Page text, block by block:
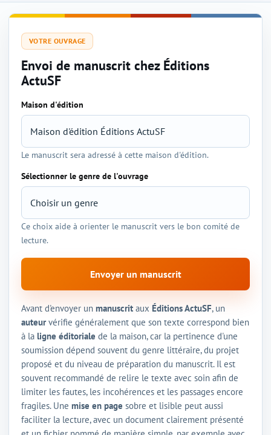
VOTRE OUVRAGE
Envoi de manuscrit chez Éditions
ActuSF
Sélection de l'éditeur et du genre
Maison d'édition
Le manuscrit sera adressé à cette maison d'édition.
Sélectionner le genre de l'ouvrage
Ce choix aide à orienter le manuscrit vers le bon comité de
lecture.
Envoyer un manuscrit
Avant d'envoyer un manuscrit aux Éditions ActuSF, un
auteurvérifie généralement que son texte correspond bien
à la ligne éditoriale de la maison, car la pertinence d'une
soumission dépend souvent du genre littéraire, du projet
proposé et du niveau de préparation du manuscrit. Il est
souvent recommandé de relire le texte avec soin afin de
limiter les fautes, les incohérences et les passages encore
fragiles. Une mise en page sobre et lisible peut aussi
faciliter la lecture, avec un document clairement présenté